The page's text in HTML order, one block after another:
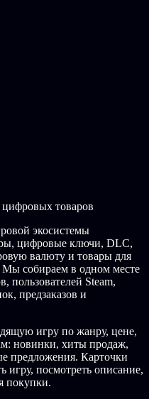
товаров
экосистемы
цифровые ключи, DLC,
валюту и товары для
собираем в одном месте
пользователей Steam,
предзаказов и
игру по жанру, цене,
новинки, хиты продаж,
предложения. Карточки
игру, посмотреть описание,
покупки.